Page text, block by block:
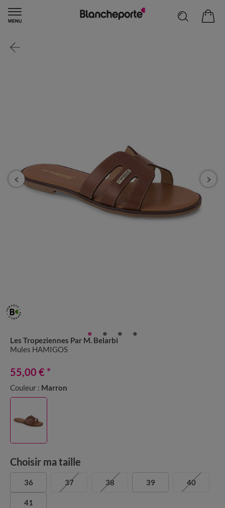
Les Tropeziennes Par M. Belarbi
Mules HAMIGOS
55,00 € *
Couleur : Marron
Choisir ma taille
36 37 38 39 40
41